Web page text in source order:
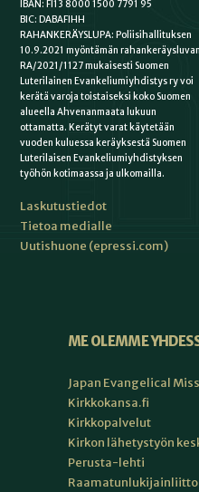
IBAN: FI13 8000 1500 7791 95
BIC: DABAFIHH
RAHANKERÄYSLUPA: Poliisihallituksen
10.9.2021 myöntämän rahankeräysluvan
RA/2021/1127 mukaisesti Suomen
Luterilainen Evankeliumiyhdistys ry voi
kerätä varoja toistaiseksi koko Suomen
alueella Ahvenanmaata lukuun
ottamatta. Kerätyt varat käytetään
vuoden kuluessa keräyksestä Suomen
Luterilaisen Evankeliumiyhdistyksen
työhön kotimaassa ja ulkomailla.
Laskutustiedot
Tietoa medialle
Uutishuone (epressi.com)
ME OLEMME
Japan Evangelical
Kirkkokansa.fi
Kirkkopalvelut
Kirkon lähetystyön
Perusta-lehti
Raamatunlukijainliitto